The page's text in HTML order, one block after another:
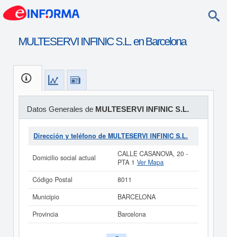
MULTESERVI INFINIC S.L. en Barcelona
Datos Generales de MULTESERVI INFINIC S.L.
Dirección y teléfono de MULTESERVI INFINIC S.L.
Domicilio social actual
CALLE CASANOVA, 20 -
PTA 1 Ver Mapa
Código Postal
8011
Municipio
BARCELONA
Provincia
Barcelona